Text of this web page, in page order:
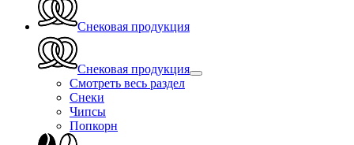
Снековая продукция
Снековая продукция
Смотреть весь раздел
Снеки
Чипсы
Попкорн